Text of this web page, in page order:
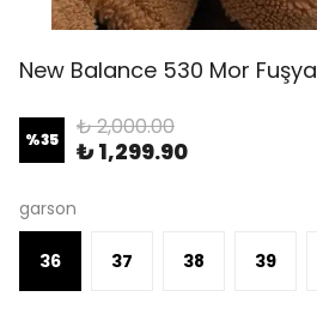
New Balance 530 Mor Fuşya
%35 ₺ 2,000.00
₺ 1,299.90
garson
36 37 38 39